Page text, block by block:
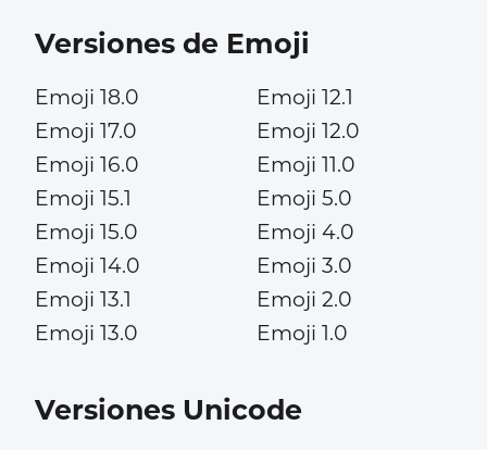
Versiones de Emoji
Emoji 18.0
Emoji 17.0
Emoji 16.0
Emoji 15.1
Emoji 15.0
Emoji 14.0
Emoji 13.1
Emoji 13.0
Emoji 12.1
Emoji 12.0
Emoji 11.0
Emoji 5.0
Emoji 4.0
Emoji 3.0
Emoji 2.0
Emoji 1.0
Versiones Unicode